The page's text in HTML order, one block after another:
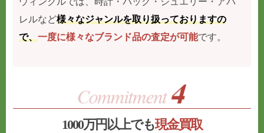
レルなど様々なジャンルを取り扱っておりますの
で、一度に様々なブランド品の査定が可能です。
1000万円以上でも現金買取